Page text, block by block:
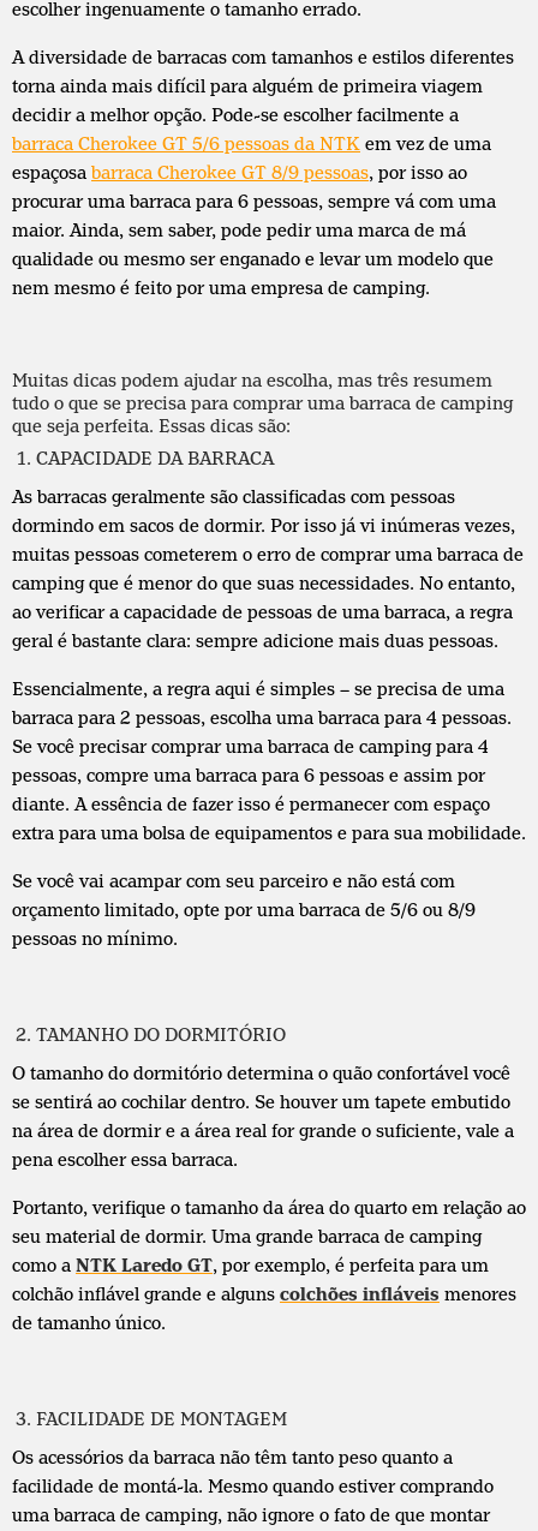
escolher ingenuamente o tamanho errado.
A diversidade de barracas com tamanhos e estilos diferentes
torna ainda mais difícil para alguém de primeira viagem
decidir a melhor opção. Pode-se escolher facilmente a
barraca Cherokee GT 5/6 pessoas da NTK em vez de uma
espaçosa barraca Cherokee GT 8/9 pessoas, por isso ao
procurar uma barraca para 6 pessoas, sempre vá com uma
maior. Ainda, sem saber, pode pedir uma marca de má
qualidade ou mesmo ser enganado e levar um modelo que
nem mesmo é feito por uma empresa de camping.
Muitas dicas podem ajudar na escolha, mas três resumem
tudo o que se precisa para comprar uma barraca de camping
que seja perfeita. Essas dicas são:
CAPACIDADE DA BARRACA
As barracas geralmente são classificadas com pessoas
dormindo em sacos de dormir. Por isso já vi inúmeras vezes,
muitas pessoas cometerem o erro de comprar uma barraca de
camping que é menor do que suas necessidades. No entanto,
ao verificar a capacidade de pessoas de uma barraca, a regra
geral é bastante clara: sempre adicione mais duas pessoas.
Essencialmente, a regra aqui é simples – se precisa de uma
barraca para 2 pessoas, escolha uma barraca para 4 pessoas.
Se você precisar comprar uma barraca de camping para 4
pessoas, compre uma barraca para 6 pessoas e assim por
diante. A essência de fazer isso é permanecer com espaço
extra para uma bolsa de equipamentos e para sua mobilidade.
Se você vai acampar com seu parceiro e não está com
orçamento limitado, opte por uma barraca de 5/6 ou 8/9
pessoas no mínimo.
TAMANHO DO DORMITÓRIO
O tamanho do dormitório determina o quão confortável você
se sentirá ao cochilar dentro. Se houver um tapete embutido
na área de dormir e a área real for grande o suficiente, vale a
pena escolher essa barraca.
Portanto, verifique o tamanho da área do quarto em relação ao
seu material de dormir. Uma grande barraca de camping
como a NTK Laredo GT, por exemplo, é perfeita para um
colchão inflável grande e alguns colchões infláveis menores
de tamanho único.
FACILIDADE DE MONTAGEM
Os acessórios da barraca não têm tanto peso quanto a
facilidade de montá-la. Mesmo quando estiver comprando
uma barraca de camping, não ignore o fato de que montar